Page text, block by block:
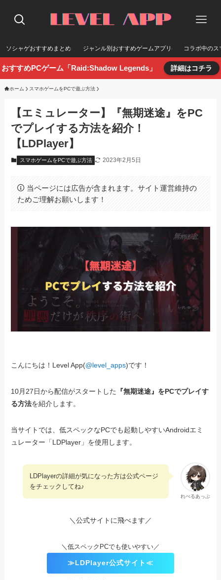
ソシャゲおすすめまとめ ジャンル別おすすめゲームアプリ コラボ中のス
おすすめPCゲーム「Raid:Shadow Legends」 詳細はコチラ
ホーム スマホゲームをPCで遊ぶ方法
【エミュレーター】『無期迷途』をPC
でプレイする方法を紹介！
【LDPlayer】
スマホゲームをPCで遊ぶ方法 2023年2月5日
当ページには広告が含まれます。サイト運営維持の
ためご理解お願いします！
こんにちは！Level App(@level_apps)です！
10月27日から配信がスタートした
『無期迷途』をPCでプレイす
る方法を紹介します。
当サイトでは、低スペックなPCでも起動しやすいAndroidエミ
ュレーター「LDPlayer」を使用します。
れべるあっぷ
LDPlayerの詳細が気になった方は公式ページ
をチェックしてね♪
＼公式サイトに飛べます／
＼低スペックPCでも使いやすい／
≫LDPlayer公式サイト≪